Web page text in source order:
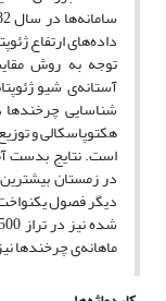
داده‌های ارتفاع
توجه به روش
آستانه‌ی شیو
هکتوپاسکالی و
است. نتایج بدست
در زمستان
دیگر فصول
ماهانه‌ی چرخندها